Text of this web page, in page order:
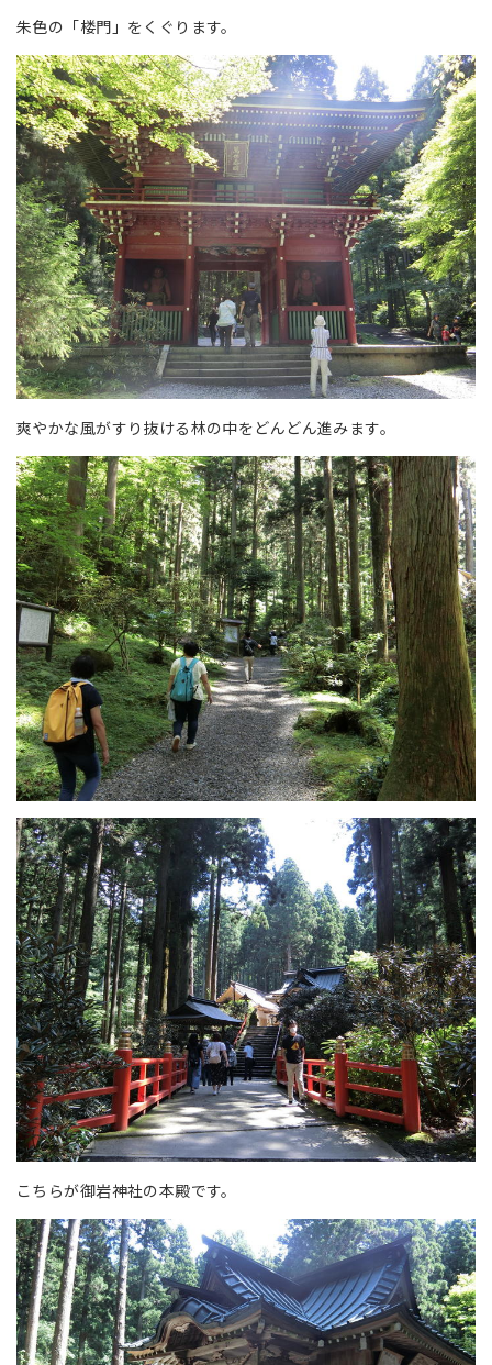
朱色の「楼門」をくぐります。
爽やかな風がすり抜ける林の中をどんどん進みます。
こちらが御岩神社の本殿です。